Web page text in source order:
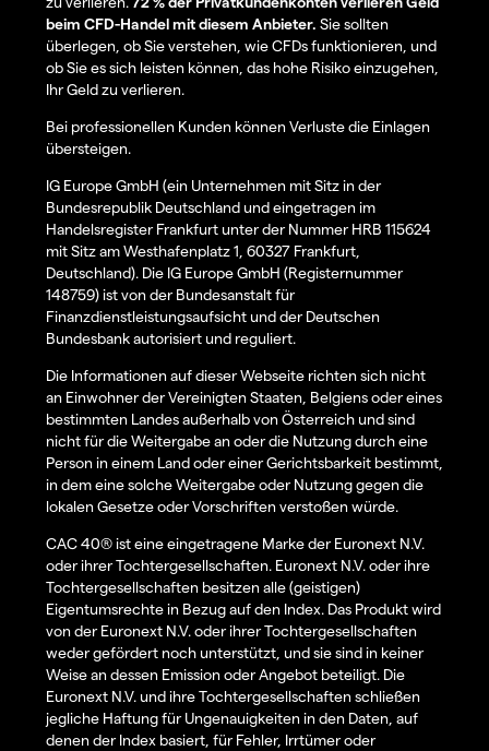
beim CFD-Handel mit diesem Anbieter. Sie sollten
überlegen, ob Sie verstehen, wie CFDs funktionieren, und
ob Sie es sich leisten können, das hohe Risiko einzugehen,
Ihr Geld zu verlieren.
Bei professionellen Kunden können Verluste die Einlagen
übersteigen.
IG Europe GmbH (ein Unternehmen mit Sitz in der
Bundesrepublik Deutschland und eingetragen im
Handelsregister Frankfurt unter der Nummer HRB 115624
mit Sitz am Westhafenplatz 1, 60327 Frankfurt,
Deutschland). Die IG Europe GmbH (Registernummer
148759) ist von der Bundesanstalt für
Finanzdienstleistungsaufsicht und der Deutschen
Bundesbank autorisiert und reguliert.
Die Informationen auf dieser Webseite richten sich nicht
an Einwohner der Vereinigten Staaten, Belgiens oder eines
bestimmten Landes außerhalb von Österreich und sind
nicht für die Weitergabe an oder die Nutzung durch eine
Person in einem Land oder einer Gerichtsbarkeit bestimmt,
in dem eine solche Weitergabe oder Nutzung gegen die
lokalen Gesetze oder Vorschriften verstoßen würde.
CAC 40® ist eine eingetragene Marke der Euronext N.V.
oder ihrer Tochtergesellschaften. Euronext N.V. oder ihre
Tochtergesellschaften besitzen alle (geistigen)
Eigentumsrechte in Bezug auf den Index. Das Produkt wird
von der Euronext N.V. oder ihrer Tochtergesellschaften
weder gefördert noch unterstützt, und sie sind in keiner
Weise an dessen Emission oder Angebot beteiligt. Die
Euronext N.V. und ihre Tochtergesellschaften schließen
jegliche Haftung für Ungenauigkeiten in den Daten, auf
denen der Index basiert, für Fehler, Irrtümer oder